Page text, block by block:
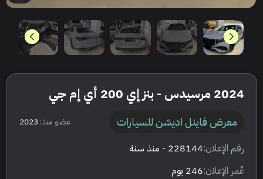
2024 مرسيدس - بنز إي 200 أي إم جي
معرض فاينل اديشن للسيارات عضو منذ: 2023
رقم الإعلان:228144 - منذ سنة
عٌمر الإعلان:246 يوم